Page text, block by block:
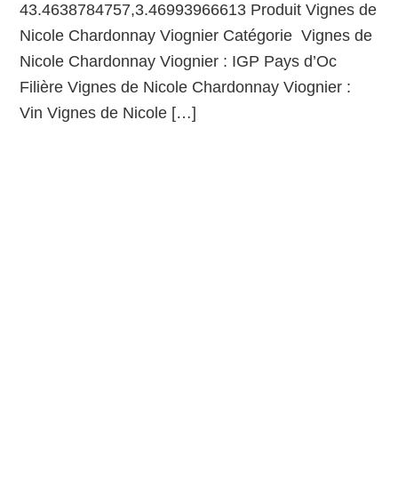
43.4638784757,3.46993966613 Produit Vignes de
Nicole Chardonnay Viognier Catégorie Vignes de
Nicole Chardonnay Viognier : IGP Pays d’Oc
Filière Vignes de Nicole Chardonnay Viognier :
Vin Vignes de Nicole […]